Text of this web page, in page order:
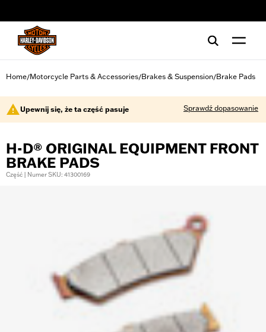
Home/Motorcycle Parts & Accessories/Brakes & Suspension/Brake Pads
Upewnij się, że ta część pasuje Sprawdź dopasowanie
H-D® ORIGINAL EQUIPMENT FRONT
BRAKE PADS
Część | Numer SKU: 41300169